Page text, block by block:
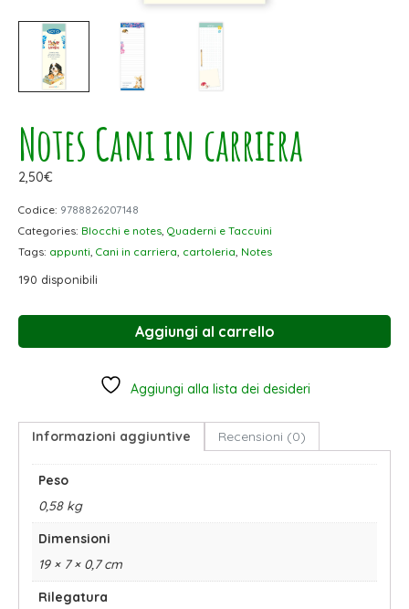
Notes Cani in carriera
2,50€
Codice: 9788826207148
Categories: Blocchi e notes, Quaderni e Taccuini
Tags: appunti, Cani in carriera, cartoleria, Notes
190 disponibili
Aggiungi al carrello
Aggiungi alla lista dei desideri
Informazioni aggiuntive Recensioni (0)
Peso
0,58 kg
Dimensioni
19 × 7 × 0,7 cm
Rilegatura